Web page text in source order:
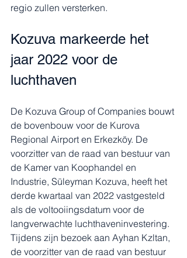
regio zullen versterken.
Kozuva markeerde het
jaar 2022 voor de
luchthaven
De Kozuva Group of Companies bouwt
de bovenbouw voor de Kurova
Regional Airport en Erkezköy. De
voorzitter van de raad van bestuur van
de Kamer van Koophandel en
Industrie, Süleyman Kozuva, heeft het
derde kwartaal van 2022 vastgesteld
als de voltooiingsdatum voor de
langverwachte luchthaveninvestering.
Tijdens zijn bezoek aan Ayhan Kzltan,
de voorzitter van de raad van bestuur